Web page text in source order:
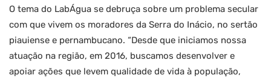
O tema do LabÁgua se debruça sobre um problema secular
com que vivem os moradores da Serra do Inácio, no sertão
piauiense e pernambucano. “Desde que iniciamos nossa
atuação na região, em 2016, buscamos desenvolver e
apoiar ações que levem qualidade de vida à população,